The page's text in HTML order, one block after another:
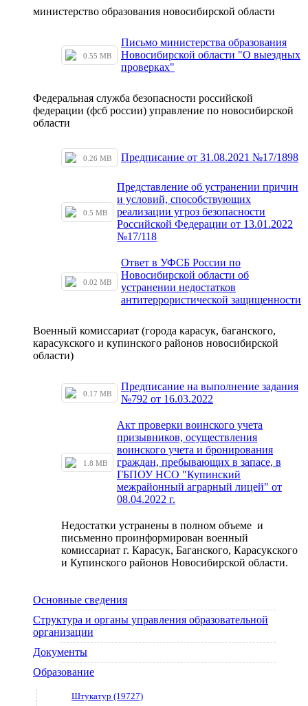
министерство образования новосибирской области
0.55 MB
Письмо министерства образования
Новосибирской области "О выездных
проверках"
Федеральная служба безопасности российской
федерации (фсб россии) управление по новосибирской
области
0.26 MB Предписание от 31.08.2021 №17/1898
0.5 MB
Представление об устранении причин
и условий, способствующих
реализации угроз безопасности
Российской Федерации от 13.01.2022
№17/118
0.02 MB
Ответ в УФСБ России по
Новосибирской области об
устранении недостатков
антитеррористической защищенности
Военный комиссариат (города карасук, баганского,
карасукского и купинского районов новосибирской
области)
0.17 MB
Предписание на выполнение задания
№792 от 16.03.2022
1.8 MB
Акт проверки воинского учета
призывников, осуществления
воинского учета и бронирования
граждан, пребывающих в запасе, в
ГБПОУ НСО "Купинский
межрайонный аграрный лицей" от
08.04.2022 г.
Недостатки устранены в полном объеме и
письменно проинформирован военный
комиссариат г. Карасук, Баганского, Карасукского
и Купинского районов Новосибирской области.
Основные сведения
Структура и органы управления образовательной
организации
Документы
Образование
Штукатур (19727)